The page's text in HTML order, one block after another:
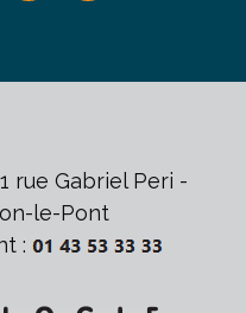
rue Gabriel Peri -
le-Pont
: